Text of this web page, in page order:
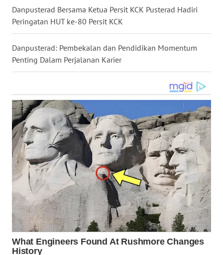
Danpusterad Bersama Ketua Persit KCK Pusterad Hadiri
Peringatan HUT ke-80 Persit KCK
Danpusterad: Pembekalan dan Pendidikan Momentum
Penting Dalam Perjalanan Karier
WN
GORONTALO
WN
SULUT
MALUKU
WN
MALUT
WN
DAIRI
WN
DANAU
TOBA
WN
NIAS